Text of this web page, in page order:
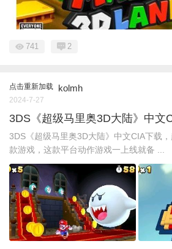
741 2
点击重新加载 kolmh
2024-7-27
3DS《超级马里奥3D大陆》中文
3DS《超级马里奥3D大陆》中文CIA下载
款游戏，这款平台动作游戏一上线就备 ...